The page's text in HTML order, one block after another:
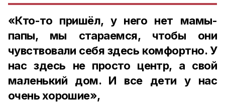
«Кто-то пришёл, у него нет мамы-
папы, мы стараемся, чтобы они
чувствовали себя здесь комфортно. У
нас здесь не просто центр, а свой
маленький дом. И все дети у нас
очень хорошие»,